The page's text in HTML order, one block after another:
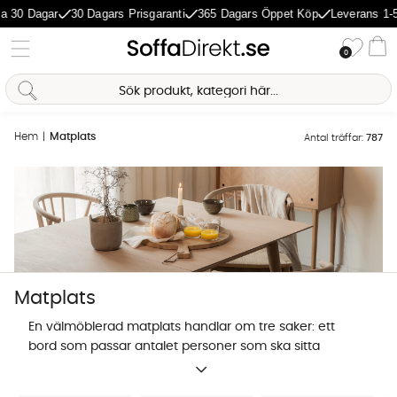
30 Dagars Prisgaranti 365 Dagars Öppet Köp Leverans 1-5
0
Hem Matplats Antal träffar: 787
Matplats
En välmöblerad matplats handlar om tre saker: ett
bord som passar antalet personer som ska sitta
tillsammans och rummets storlek, stolar som är